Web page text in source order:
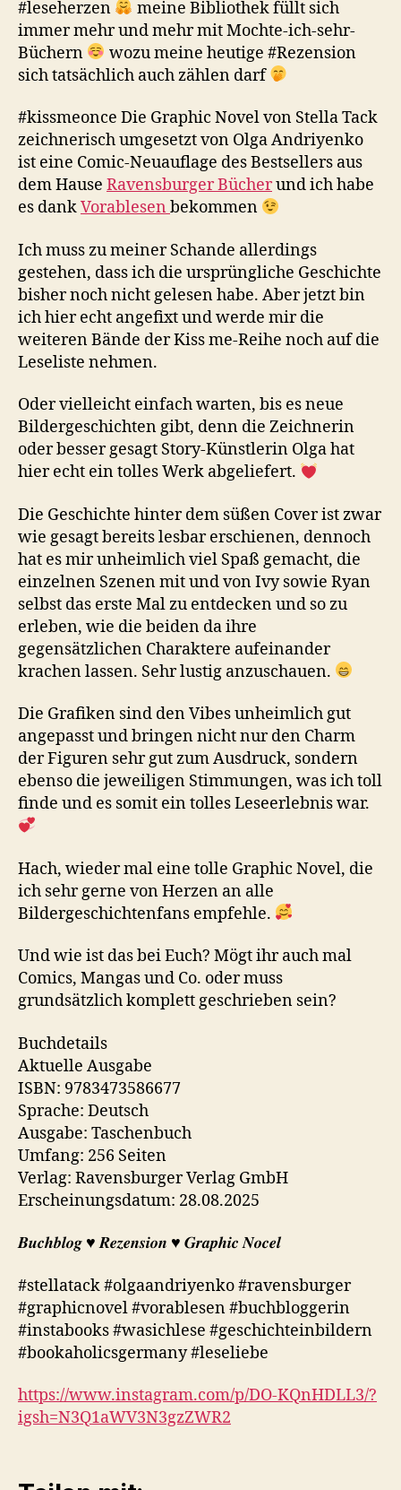
#leseherzen
meine Bibliothek füllt sich
immer mehr und mehr mit Mochte-ich-sehr-
Büchern
wozu meine heutige #Rezension
sich tatsächlich auch zählen darf
#kissmeonce Die Graphic Novel von Stella Tack
zeichnerisch umgesetzt von Olga Andriyenko
ist eine Comic-Neuauflage des Bestsellers aus
dem Hause Ravensburger Bücherund ich habe
es dankVorablesen bekommen
Ich muss zu meiner Schande allerdings
gestehen, dass ich die ursprüngliche Geschichte
bisher noch nicht gelesen habe. Aber jetzt bin
ich hier echt angefixt und werde mir die
weiteren Bände der Kiss me-Reihe noch auf die
Leseliste nehmen.
Oder vielleicht einfach warten, bis es neue
Bildergeschichten gibt, denn die Zeichnerin
oder besser gesagt Story-Künstlerin Olga hat
hier echt ein tolles Werk abgeliefert.
Die Geschichte hinter dem süßen Cover ist zwar
wie gesagt bereits lesbar erschienen, dennoch
hat es mir unheimlich viel Spaß gemacht, die
einzelnen Szenen mit und von Ivy sowie Ryan
selbst das erste Mal zu entdecken und so zu
erleben, wie die beiden da ihre
gegensätzlichen Charaktere aufeinander
krachen lassen. Sehr lustig anzuschauen.
Die Grafiken sind den Vibes unheimlich gut
angepasst und bringen nicht nur den Charm
der Figuren sehr gut zum Ausdruck, sondern
ebenso die jeweiligen Stimmungen, was ich toll
finde und es somit ein tolles Leseerlebnis war.
Hach, wieder mal eine tolle Graphic Novel, die
ich sehr gerne von Herzen an alle
Bildergeschichtenfans empfehle.
Und wie ist das bei Euch? Mögt ihr auch mal
Comics, Mangas und Co. oder muss
grundsätzlich komplett geschrieben sein?
Buchdetails
Aktuelle Ausgabe
ISBN: 9783473586677
Sprache: Deutsch
Ausgabe: Taschenbuch
Umfang: 256 Seiten
Verlag: Ravensburger Verlag GmbH
Erscheinungsdatum: 28.08.2025
𝑩𝒖𝒄𝒉𝒃𝒍𝒐𝒈 ♥︎ 𝑹𝒆𝒛𝒆𝒏𝒔𝒊𝒐𝒏 ♥︎ 𝑮𝒓𝒂𝒑𝒉𝒊𝒄 𝑵𝒐𝒄𝒆𝒍
#stellatack #olgaandriyenko #ravensburger
#graphicnovel #vorablesen #buchbloggerin
#instabooks #wasichlese #geschichteinbildern
#bookaholicsgermany #leseliebe
https://www.instagram.com/p/DO-KQnHDLL3/?
igsh=N3Q1aWV3N3gzZWR2